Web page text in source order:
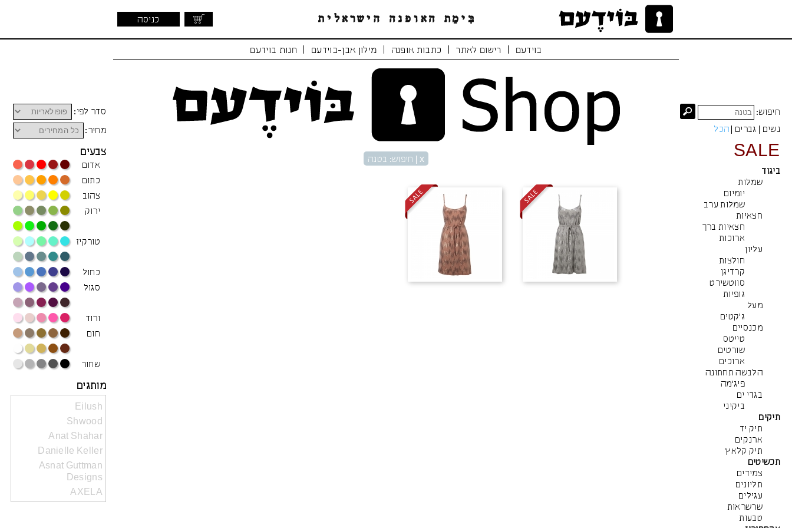
כניסה
בוידעם רישום לאתר כתבות אופנה מילון אבן-בוידעם חנות בוידעם
חיפוש:
נשים גברים הכל
SALE
ביגוד
שמלות
יומיום
שמלות ערב
חצאיות
חצאיות ברך
ארוכות
עליון
חולצות
קרדיגן
סווטשירט
גופיות
מעל
ג'קטים
מכנסיים
טייטס
שורטים
ארוכים
הלבשה תחתונה
פיג'מה
בגדי ים
ביקיני
תיקים
תיק יד
ארנקים
תיק קלאץ'
תכשיטים
צמידים
תליונים
עגילים
שרשראות
טבעות
סדר לפי:
מחיר:
צבעים
אדום
כתום
צהוב
ירוק
טורקיז
כחול
סגול
ורוד
חום
שחור
מותגים
Eilush
Shwood
Anat Shahar
Danielle Keller
Asnat Guttman
Designs
AXELA
x | חיפוש: בטנה